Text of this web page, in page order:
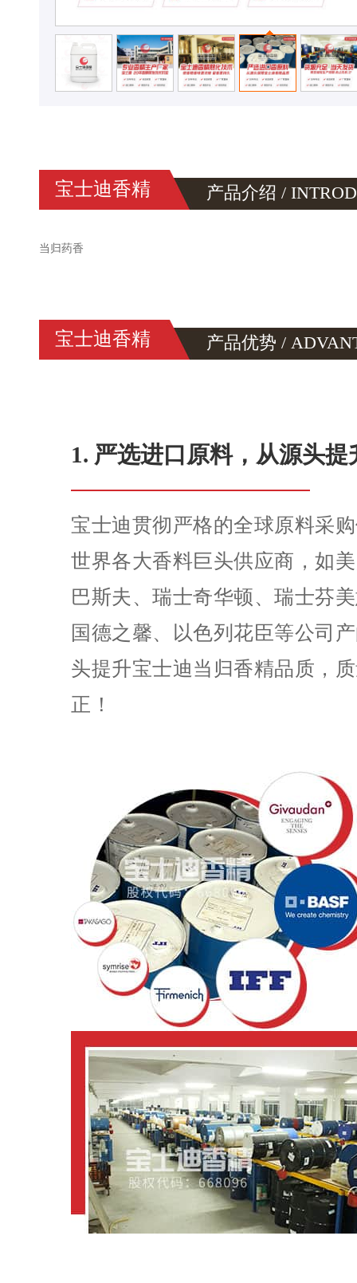
宝士迪香精 产品介绍 /
当归药香
宝士迪香精 产品优势 /
1. 严选进口原料，从源头
宝士迪贯彻严格的全球原料采
世界各大香料巨头供应商，如
巴斯夫、瑞士奇华顿、瑞士芬
国德之馨、以色列花臣等公司
头提升宝士迪当归香精品质，
正！